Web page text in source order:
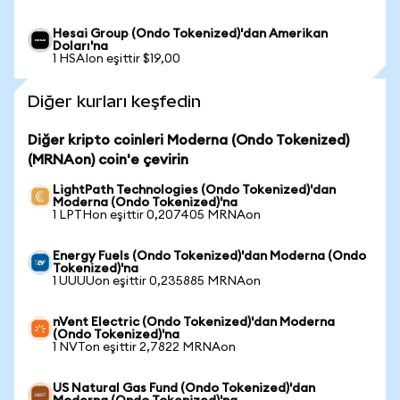
Hesai Group (Ondo Tokenized)'dan Amerikan
Doları'na
1 HSAIon eşittir $19,00
Diğer kurları keşfedin
Diğer kripto coinleri Moderna (Ondo Tokenized)
(MRNAon) coin'e çevirin
LightPath Technologies (Ondo Tokenized)'dan
Moderna (Ondo Tokenized)'na
1 LPTHon eşittir 0,207405 MRNAon
Energy Fuels (Ondo Tokenized)'dan Moderna (Ondo
Tokenized)'na
1 UUUUon eşittir 0,235885 MRNAon
nVent Electric (Ondo Tokenized)'dan Moderna
(Ondo Tokenized)'na
1 NVTon eşittir 2,7822 MRNAon
US Natural Gas Fund (Ondo Tokenized)'dan